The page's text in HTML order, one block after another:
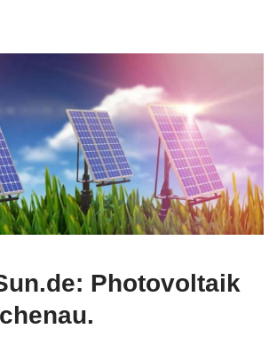
Photovoltaik